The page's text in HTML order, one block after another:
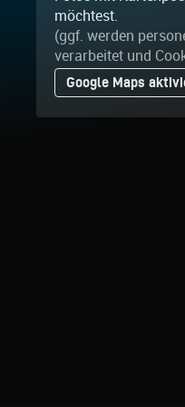
möchtest.
(ggf. werden
verarbeitet und
Google Maps